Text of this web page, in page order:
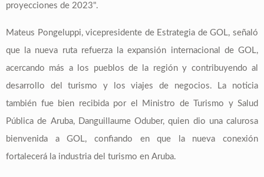
proyecciones de 2023".
Mateus Pongeluppi, vicepresidente de Estrategia de GOL, señaló
que la nueva ruta refuerza la expansión internacional de GOL,
acercando más a los pueblos de la región y contribuyendo al
desarrollo del turismo y los viajes de negocios. La noticia
también fue bien recibida por el Ministro de Turismo y Salud
Pública de Aruba, Danguillaume Oduber, quien dio una calurosa
bienvenida a GOL, confiando en que la nueva conexión
fortalecerá la industria del turismo en Aruba.